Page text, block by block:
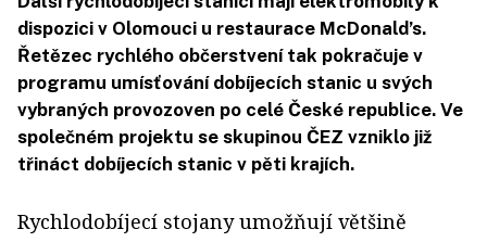
dispozici v Olomouci u restaurace McDonald’s.
Řetězec rychlého občerstvení tak pokračuje v
programu umísťování dobíjecích stanic u svých
vybraných provozoven po celé České republice. Ve
společném projektu se skupinou ČEZ vzniklo již
třináct dobíjecích stanic v pěti krajích.
Rychlodobíjecí stojany umožňují většině